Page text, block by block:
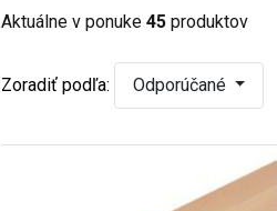
Aktuálne v ponuke 45produktov
Zoradiť podľa: Odporúčané